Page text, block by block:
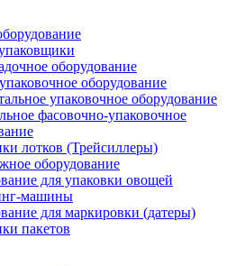
оборудование
оборудование
упаковочное оборудование
фасовочно-упаковочное
лотков (Трейсиллеры)
оборудование
для упаковки овощей
машины
для маркировки (датеры)
пакетов